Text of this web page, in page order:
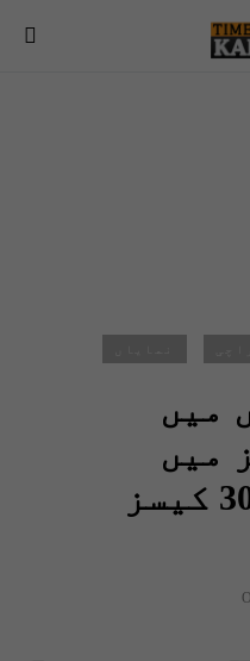
میں
میں
اضافہ، یومیہ 30 کیسز